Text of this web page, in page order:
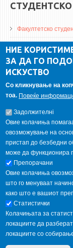
СТУДЕНТСКО
Факултетско
ДА Винчи магазин
Алумни
ГАЛЕРИЈА
НИЕ
ЗА ДА ГО
ИСКУСТВО
Со кликнување на
тоа. Повеќе
Задолжителнi
Овие колачиња
овозможување на
пристап до безбедни
може да функционира
Препорачани
Овие колачиња
што го менуваат
како што е вашиот
Статистички
Колачињата за
локациите да
локациите со